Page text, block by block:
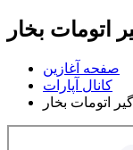
اتومات بخار
صفحه آغازین
کانال آپارات
اتومات بخار